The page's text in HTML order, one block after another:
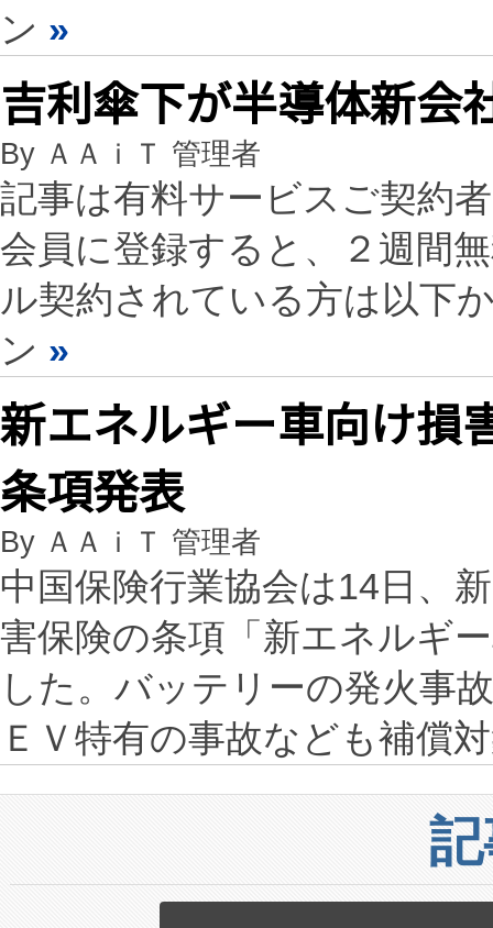
ン »
吉利傘下が半導体新会
By ＡＡｉＴ 管理者
記事は有料サービスご契約
会員に登録すると、２週間
ル契約されている方は以下
ン »
新エネルギー車向け損
条項発表
By ＡＡｉＴ 管理者
中国保険行業協会は14日、
害保険の条項「新エネルギ
した。バッテリーの発火事
ＥＶ特有の事故なども補償